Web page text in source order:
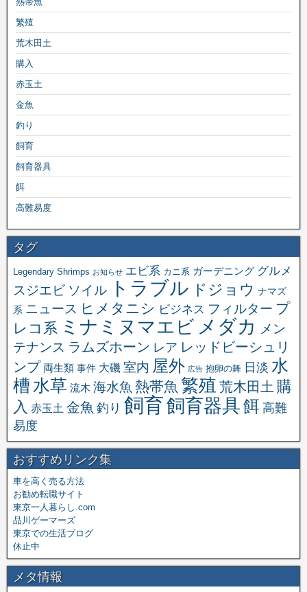
繁殖
荒木田土
購入
赤玉土
金魚
釣り
飼育
飼育器具
餌
高難易度
タグ
Legendary Shrimps お知らせ エビ系 カニ系 ガーデニング グルメ
スジエビ ソイル トラブル ドジョウ ナマズ
系 ニュース ヒメタニシ ビジネス フィルター プ
レコ系 ミナミヌマエビ メダカ メン
テナンス ラムズホーン レア レッドビーシュリ
ンプ 両生類 事件 大磯 室内 屋外 広告 抱卵の舞 日淡 水
槽 水草 流木 海水魚 熱帯魚 繁殖 荒木田土 購
入 赤玉土 金魚 釣り 飼育飼育器具餌 高難
易度
おすすめリンク集
車を高く売る方法
お勧め転職サイト
東京一人暮らし.com
品川ゲーマーズ
東京での生活ブログ
休止中
メタ情報